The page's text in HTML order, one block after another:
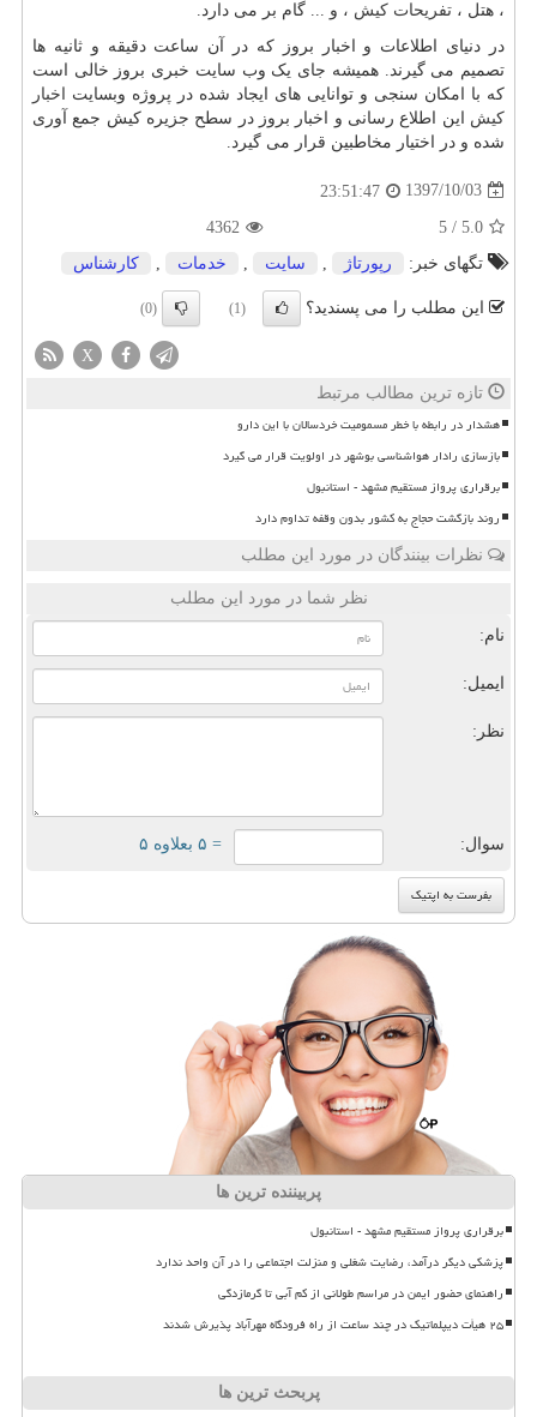
، هتل ، تفریحات کیش ، و ... گام بر می دارد.
در دنیای اطلاعات و اخبار بروز که در آن ساعت دقیقه و ثانیه ها
تصمیم می گیرند. همیشه جای یک وب سایت خبری بروز خالی است
که با امکان سنجی و توانایی های ایجاد شده در پروژه وبسایت
اخبار
کیش این اطلاع رسانی و اخبار بروز در سطح جزیره کیش جمع آوری
شده و در اختیار مخاطبین قرار می گیرد.
1397/10/03
23:51:47
5.0
/
5
4362
تگهای خبر:
رپورتاژ سایت خدمات كارشناس
این مطلب را می پسندید؟ (1)
(0)
X
تازه ترین مطالب مرتبط
هشدار در رابطه با خطر مسمومیت خردسالان با این دارو
بازسازی رادار هواشناسی بوشهر در اولویت قرار می گیرد
برقراری پرواز مستقیم مشهد - استانبول
روند بازگشت حجاج به کشور بدون وقفه تداوم دارد
نظرات بینندگان در مورد این مطلب
نظر شما در مورد این مطلب
نام:
ایمیل:
نظر:
سوال: = ۵ بعلاوه ۵
پربیننده ترین ها
برقراری پرواز مستقیم مشهد - استانبول
پزشکی دیگر درآمد، رضایت شغلی و منزلت اجتماعی را در آن واحد ندارد
راهنمای حضور ایمن در مراسم طولانی از کم آبی تا گرمازدگی
۲۵ هیأت دیپلماتیک در چند ساعت از راه فرودگاه مهرآباد پذیرش شدند
پربحث ترین ها